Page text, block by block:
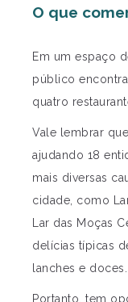
O que
Em um espaço
público
quatro
Vale lembrar
ajudando 18
mais diversas
cidade, como
Lar das Moças
delícias típicas
lanches e doces.
Portanto, tem